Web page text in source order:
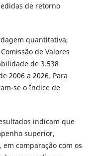
de retorno
quantitativa,
de Valores
de 3.538
2006 a 2026. Para
se o Índice de
indicam que
superior,
comparação com os